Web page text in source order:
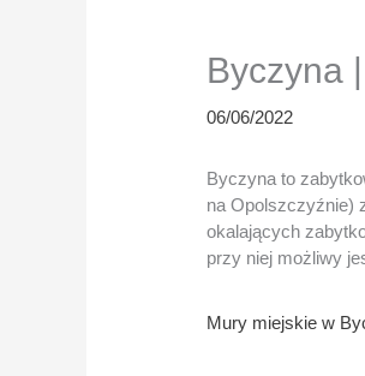
Byczyna
06/06/2022
Byczyna to
na Opolszczyźnie)
okalających
przy niej możliwy
Mury miejskie w